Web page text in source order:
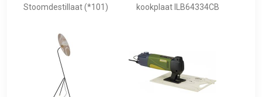
Stoomdestillaat (*101)
kookplaat ILB64334CB